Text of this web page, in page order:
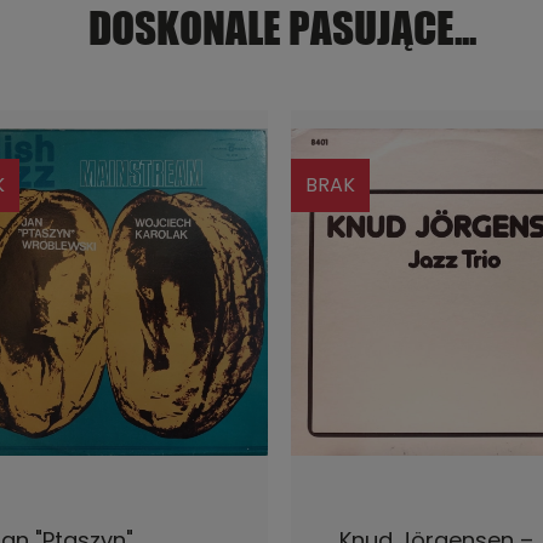
DOSKONALE PASUJĄCE...
O DOSTĘPNOŚCI
BRAK